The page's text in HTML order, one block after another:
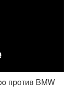
против BMW